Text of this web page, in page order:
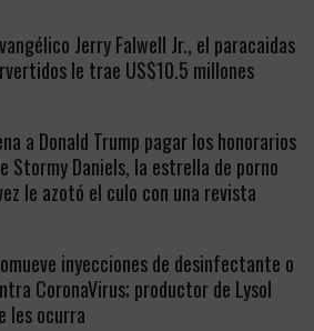
Jerry Falwell Jr., el paracaidas
le trae US$10.5 millones
a Donald Trump pagar los honorarios
Stormy Daniels, la estrella de porno
le azotó el culo con una revista
inyecciones de desinfectante o
CoronaVirus; productor de Lysol
les ocurra